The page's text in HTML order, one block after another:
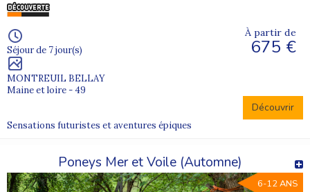
Séjour de 7 jour(s)
MONTREUIL BELLAY
Maine et loire - 49
À partir de
675 €
Découvrir
Sensations futuristes et aventures épiques
Poneys Mer et Voile (Automne)
6-12 ANS